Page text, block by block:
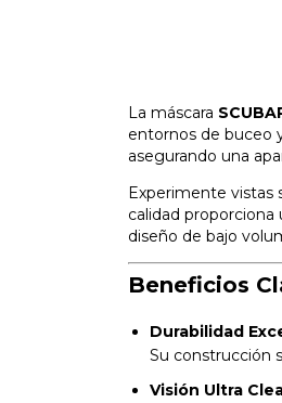
La máscara
entornos de buceo
asegurando una
Experimente vistas
calidad
diseño de bajo
Beneficios
Durabilidad
Su construcción
Visión Ultra